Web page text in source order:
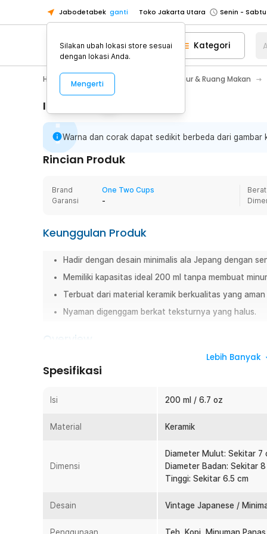
Jabodetabek ganti Toko Jakarta Utara
Toko Tangerang
Toko Cikupa
Pick n Go Jakarta Barat
Senin -
Pick n Go Bekasi
Senin - Jumat
Senin - Jumat
Senin -
Toko Jakarta Barat
Senin -
Toko Cikupa
Senin -
Pick n Go Bekasi
Senin - Jumat
Senin - Jumat
Kategori
Home Appliance Perlengkapan Dapur & Ruang Makan
Informasi Penting
Warna dan corak dapat sedikit berbeda dari gambar
Rincian Produk
Brand
One Two Cups
Garansi
-
Keunggulan Produk
Hadir dengan desain minimalis ala Jepang dengan
Memiliki kapasitas ideal 200 ml tanpa membuat
Terbuat dari material keramik berkualitas yang
Nyaman digenggam berkat teksturnya yang halus.
Overview
Hadirkan nuansa minum teh ala Jepang di rumah Anda
Cups. Desain vintage minimalis berpadu dengan warna
Gelas keramik ini mengusung desain minimalis khas
elegan. Bentuknya sederhana namun memiliki karakter
yang unik. Cocok untuk konsep meja aesthetic, cafe
tradisional Jepang. Tampilan rusticnya memberi kesan
Lebih Banyak
Spesifikasi
Isi 200 ml / 6.7 oz
Material Keramik
Dimensi
Diameter Mulut: Sekitar 7
Diameter Badan: Sekitar
Tinggi: Sekitar 6.5 cm
Desain Vintage Japanese /
Silakan ubah lokasi store sesuai
dengan lokasi Anda.
Mengerti